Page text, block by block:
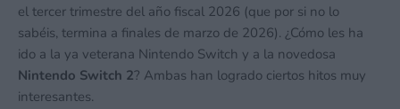
el tercer trimestre del año fiscal 2026 (que por si no lo
sabéis, termina a finales de marzo de 2026). ¿Cómo les ha
ido a la ya veterana Nintendo Switch y a la novedosa
Nintendo Switch 2? Ambas han logrado ciertos hitos muy
interesantes.